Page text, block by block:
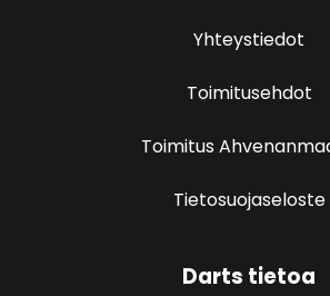
Yhteystiedot
Toimitusehdot
Toimitus
Tietosuojaseloste
Darts tietoa